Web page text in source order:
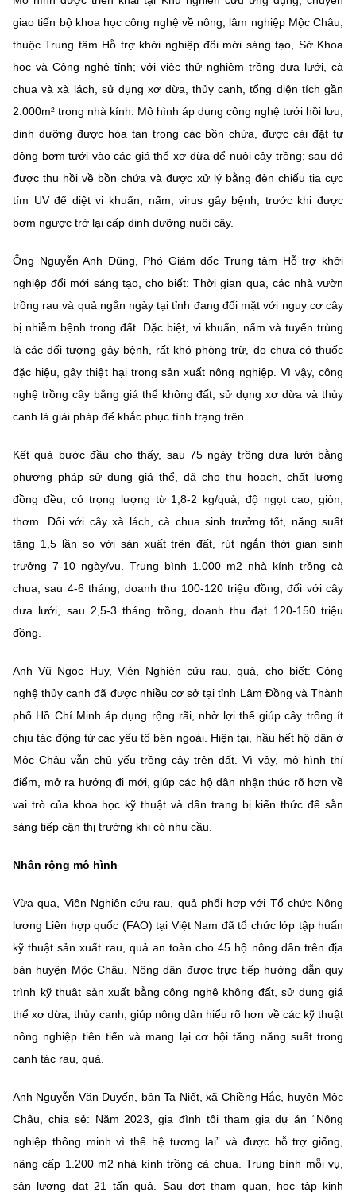
Chọn ngôn ngữ
Vietnamese English
BỘ KHOA HỌC VÀ CÔNG NGHỆ
MINISTRY OF SCIENCE AND TECHNOLOGY
Giám đốc Trung tâm Truyền thông Khoa học và Công nghệ.
Địa chỉ: Ban Biên tập Cổng TTĐT - 18 Nguyễn Du, TP. Hà Nội
Điện thoại: 024 3936 9506
Email:stc@mst.gov.vn
(Ghi rõ nguồn "https://mst.gov.vn" khi phát hành lại thông tin từ
website này)
giao tiến bộ khoa học công nghệ về nông, lâm nghiệp Mộc Châu,
thuộc Trung tâm Hỗ trợ khởi nghiệp đổi mới sáng tạo, Sở Khoa
học và Công nghệ tỉnh; với việc thử nghiệm trồng dưa lưới, cà
chua và xà lách, sử dụng xơ dừa, thủy canh, tổng diện tích gần
2.000m² trong nhà kính. Mô hình áp dụng công nghệ tưới hồi lưu,
dinh dưỡng được hòa tan trong các bồn chứa, được cài đặt tự
động bơm tưới vào các giá thể xơ dừa để nuôi cây trồng; sau đó
được thu hồi về bồn chứa và được xử lý bằng đèn chiếu tia cực
tím UV để diệt vi khuẩn, nấm, virus gây bệnh, trước khi được
bơm ngược trở lại cấp dinh dưỡng nuôi cây.
Ông Nguyễn Anh Dũng, Phó Giám đốc Trung tâm Hỗ trợ khởi
nghiệp đổi mới sáng tạo, cho biết: Thời gian qua, các nhà vườn
trồng rau và quả ngắn ngày tại tỉnh đang đối mặt với nguy cơ cây
bị nhiễm bệnh trong đất. Đặc biệt, vi khuẩn, nấm và tuyến trùng
là các đối tượng gây bệnh, rất khó phòng trừ, do chưa có thuốc
đặc hiệu, gây thiệt hại trong sản xuất nông nghiệp. Vì vậy, công
nghệ trồng cây bằng giá thể không đất, sử dụng xơ dừa và thủy
canh là giải pháp để khắc phục tình trạng trên.
Kết quả bước đầu cho thấy, sau 75 ngày trồng dưa lưới bằng
phương pháp sử dụng giá thể, đã cho thu hoạch, chất lượng
đồng đều, có trọng lượng từ 1,8-2 kg/quả, độ ngọt cao, giòn,
thơm. Đối với cây xà lách, cà chua sinh trưởng tốt, năng suất
tăng 1,5 lần so với sản xuất trên đất, rút ngắn thời gian sinh
trưởng 7-10 ngày/vụ. Trung bình 1.000 m2 nhà kính trồng cà
chua, sau 4-6 tháng, doanh thu 100-120 triệu đồng; đối với cây
dưa lưới, sau 2,5-3 tháng trồng, doanh thu đạt 120-150 triệu
đồng.
Anh Vũ Ngọc Huy, Viện Nghiên cứu rau, quả, cho biết: Công
nghệ thủy canh đã được nhiều cơ sở tại tỉnh Lâm Đồng và Thành
phố Hồ Chí Minh áp dụng rộng rãi, nhờ lợi thế giúp cây trồng ít
chịu tác động từ các yếu tố bên ngoài. Hiện tại, hầu hết hộ dân ở
Mộc Châu vẫn chủ yếu trồng cây trên đất. Vì vậy, mô hình thí
điểm, mở ra hướng đi mới, giúp các hộ dân nhận thức rõ hơn về
vai trò của khoa học kỹ thuật và dần trang bị kiến thức để sẵn
sàng tiếp cận thị trường khi có nhu cầu.
Nhân rộng mô hình
Vừa qua, Viện Nghiên cứu rau, quả phối hợp với Tổ chức Nông
lương Liên hợp quốc (FAO) tại Việt Nam đã tổ chức lớp tập huấn
kỹ thuật sản xuất rau, quả an toàn cho 45 hộ nông dân trên địa
bàn huyện Mộc Châu. Nông dân được trực tiếp hướng dẫn quy
trình kỹ thuật sản xuất bằng công nghệ không đất, sử dụng giá
thể xơ dừa, thủy canh, giúp nông dân hiểu rõ hơn về các kỹ thuật
nông nghiệp tiên tiến và mang lại cơ hội tăng năng suất trong
canh tác rau, quả.
Anh Nguyễn Văn Duyến, bản Ta Niết, xã Chiềng Hắc, huyện Mộc
Châu, chia sẻ: Năm 2023, gia đình tôi tham gia dự án “Nông
nghiệp thông minh vì thế hệ tương lai” và được hỗ trợ giống,
nâng cấp 1.200 m2 nhà kính trồng cà chua. Trung bình mỗi vụ,
sản lượng đạt 21 tấn quả. Sau đợt tham quan, học tập kinh